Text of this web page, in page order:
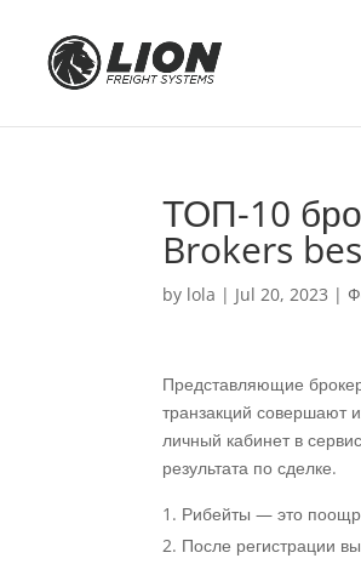
ТОП-10
Brokers
by lola | Jul 20, 2023 |
Представляющие
транзакций совершают
личный кабинет в
результата по сделке.
Рибейты — это
После регистрации